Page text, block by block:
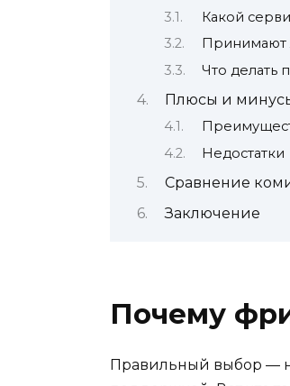
Какой
Принимают
Что делать
Плюсы и
Недостатки
Сравнение
Заключение
Почему
Правильный выбор —